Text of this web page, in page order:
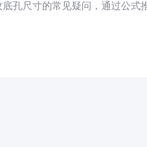
底孔尺寸的常见疑问，通过公